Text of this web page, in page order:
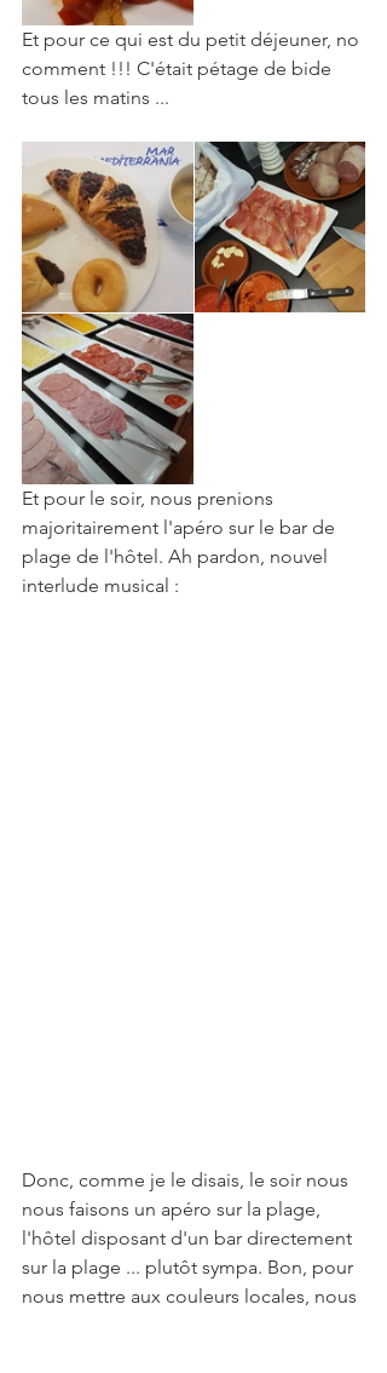
Et pour ce qui est du petit déjeuner, no
comment !!! C'était pétage de bide
tous les matins ...
Et pour le soir, nous prenions
majoritairement l'apéro sur le bar de
plage de l'hôtel. Ah pardon, nouvel
interlude musical :
Donc, comme je le disais, le soir nous
nous faisons un apéro sur la plage,
l'hôtel disposant d'un bar directement
sur la plage ... plutôt sympa. Bon, pour
nous mettre aux couleurs locales, nous